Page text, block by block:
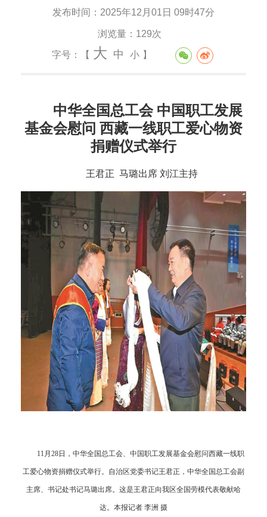
发布时间： 2025年12月01日 09时47分
浏览量： 129次
字号：【 大 中 小 】
中华全国总工会 中国职工发展
基金会慰问 西藏一线职工爱心物资
捐赠仪式举行
王君正 马璐出席 刘江主持
11月28日，中华全国总工会、中国职工发展基金会慰问西藏一线职
工爱心物资捐赠仪式举行。自治区党委书记王君正，中华全国总工会副
主席、书记处书记马璐出席。这是王君正向我区全国劳模代表敬献哈
达。本报记者 李洲 摄